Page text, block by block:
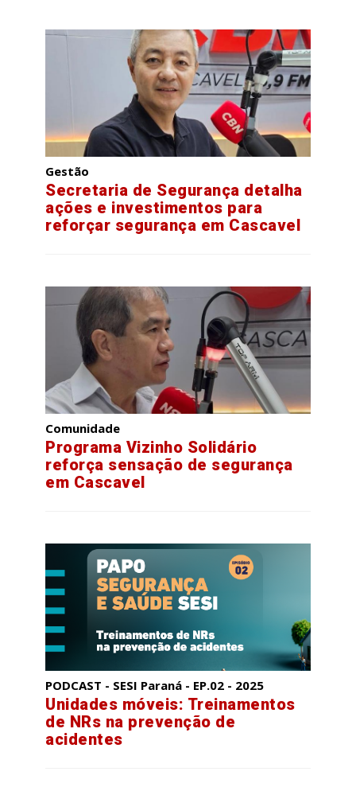
Gestão
Secretaria de Segurança detalha
ações e investimentos para
reforçar segurança em Cascavel
Comunidade
Programa Vizinho Solidário
reforça sensação de segurança
em Cascavel
PODCAST - SESI Paraná - EP.02 - 2025
Unidades móveis: Treinamentos
de NRs na prevenção de
acidentes